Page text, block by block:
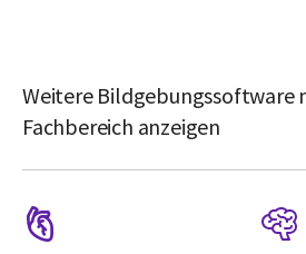
Weitere Bildgebungssoftware
Fachbereich anzeigen